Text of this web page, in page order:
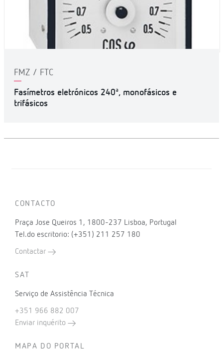
FMZ / FTC
Fasímetros eletrónicos 240ª, monofásicos e
trifásicos
CONTACTO
Praça Jose Queiros 1, 1800-237 Lisboa, Portugal
Tel.do escritorio: (+351) 211 257 180
Contactar
SAT
Serviço de Assistência Técnica
+351 966 882 007
Enviar inquérito
MAPA DO PORTAL